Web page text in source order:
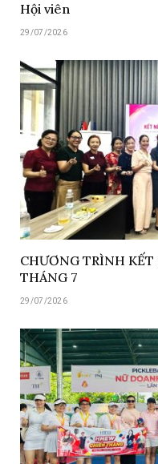
Hội viên
29/07/2026
CHƯƠNG TRÌNH
THÁNG 7
29/07/2026